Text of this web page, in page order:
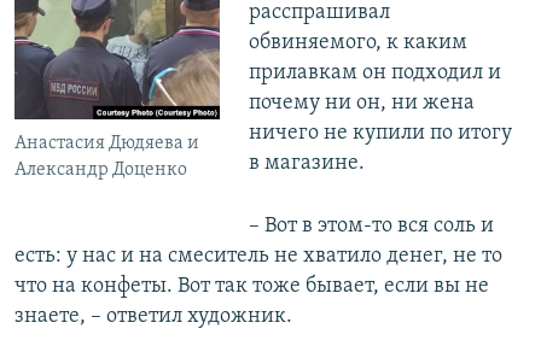
Анастасия Дюдяева и
Александр Доценко
расспрашивал
обвиняемого, к каким
прилавкам он подходил и
почему ни он, ни жена
ничего не купили по итогу
в магазине.
– Вот в этом-то вся соль и
есть: у нас и на смеситель не хватило денег, не то
что на конфеты. Вот так тоже бывает, если вы не
знаете, – ответил художник.